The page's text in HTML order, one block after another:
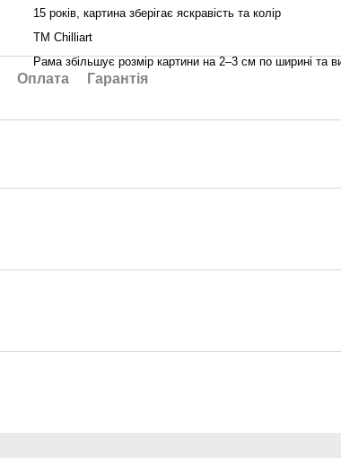
15 років, картина зберігає яскравість та колір
ТМ Chilliart
Рама збільшує розмір картини на 2–3 см по ширині та
Оплата Гарантія